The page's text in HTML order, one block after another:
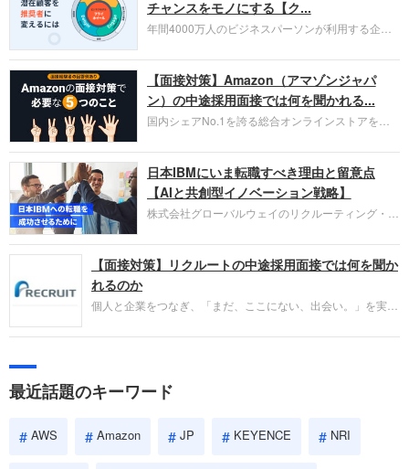
チャンスをモノにする【ク...
年間4000万人のビジネスパーソンが利用する企業
お勧めするイチオシ企業をご紹介します。今回はク
ラウド型CRMプラットフォームを提供する
HubSpot Japan（ハブスポット・ジャパン）株式会
社です。採用面接対策の企業研究にご活用くださ
い。
【面接対策】Amazon（アマゾンジャパ
ン）の中途採用面接では何を聞かれる...
国内シェアNo.1を誇る総合オンラインストアを運
圧倒的な存在感を持つAmazon。中途採用面接では
過去の具体的な業務成果やリーダーシップの発揮、
失敗からの学びが重視され、人間性やカルチャーフ
ィットも評価対象となり、長期的に成長できる仲間
であるかを多角的に審査されます。
日本IBMにいま転職すべき理由と留意点
【AIと共創型イノベーション戦略】
株式会社グローバルウェイのリクルーティング・パ
パーソンが利用する企業口コミサイト「キャリコ
ネ」の転職エージェントがお勧めするイチオシ企業
IBMです。採用面接対策の企業研究にご活用くださ
い。
【面接対策】リクルートの中途採用面接では何を聞か
れるのか
個人と企業をつなぎ、「まだ、ここにない、出会い。」を実現
やこれまでの成果を具体的に問われるほか、「人間性」も評価
しょう。
最近話題のキーワード
AWS Amazon JP KEYENCE NRI